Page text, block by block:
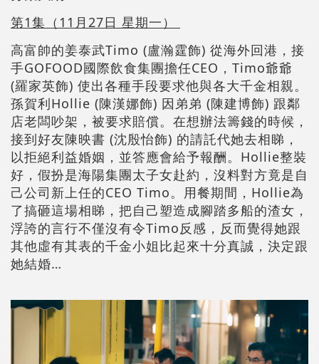
第1集（11月27日 星期一）
高富帥的姜泰武Timo (盧瀚霆飾) 從海外回港，接
手GOFOOD國際飲食集團擔任CEO，Timo爺爺
(羅家英飾) 使出各種手段要求他與各大千金相親。
孫賀利Hollie (陳漢娜飾) 因弟弟 (陳建博飾) 跟鄰
店老闆吵架，被要求賠償。在想辦法籌錢的時候，
接到好友陳映書 (沈殷怡飾) 的請託代她去相睇，
以拒絕利益婚姻，並答應會給予報酬。Hollie整裝
好，假扮是海陽集團太子女赴約，沒料對方竟是自
己公司新上任的CEO Timo。用餐期間，Hollie為
了搞砸這場相睇，把自己塑造成腳踏多船的渣女，
浮誇的言行不僅沒有令Timo反感，反而覺得她跟
其他虛有其表的千金小姐比起來十分真誠，決定跟
她結婚…